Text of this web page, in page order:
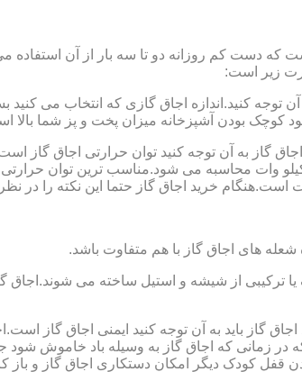
که دست کم روزانه دو تا سه بار از آن استفاده
زیر است:
آن توجه کنید.اندازه اجاق گازی که انتخاب می
کوچک بودن آشپزخانه میزان پخت و پز شما بالا
اجاق گاز به آن توجه کنید توان حرارتی اجاق
خرید اجاق گاز حتما این نکته را در
ترکیبی از شیشه و استیل ساخته می شوند.اجاق
اجاق گاز باید به آن توجه کنید ایمنی اجاق گاز
زمانی که اجاق گاز به وسیله باد خاموش شود
کودک دیگر امکان دستکاری اجاق گاز و باز